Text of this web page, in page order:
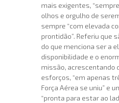
mais exigentes,
olhos e orgulho de
sempre “com elevada
prontidão”. Referiu que
do que menciona ser a
disponibilidade e o
missão, acrescentando
esforços, “em apenas
Força Aérea se uniu” e
“pronta para estar ao